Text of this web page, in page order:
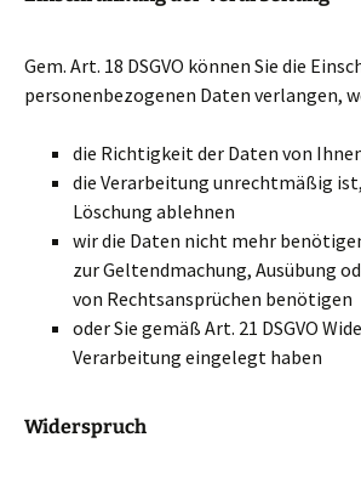
Gem. Art. 18 DSGVO können Sie die
personenbezogenen Daten verlangen,
die Richtigkeit der Daten von
die Verarbeitung unrechtmäßig
Löschung ablehnen
wir die Daten nicht mehr
zur Geltendmachung, Ausübung
von Rechtsansprüchen benötigen
oder Sie gemäß Art. 21 DSGVO
Verarbeitung eingelegt haben
Widerspruch